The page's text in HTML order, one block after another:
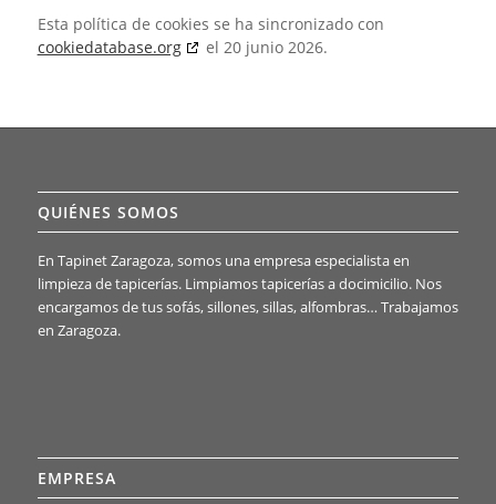
Esta política de cookies se ha sincronizado con
cookiedatabase.org
el 20 junio 2026.
QUIÉNES SOMOS
En Tapinet Zaragoza, somos una empresa especialista en
limpieza de tapicerías. Limpiamos tapicerías a docimicilio. Nos
encargamos de tus sofás, sillones, sillas, alfombras… Trabajamos
en Zaragoza.
EMPRESA